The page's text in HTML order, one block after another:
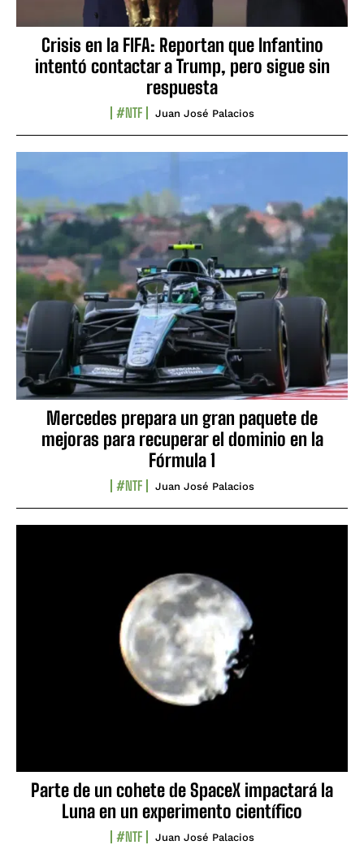
Crisis en la FIFA: Reportan que Infantino
intentó contactar a Trump, pero sigue sin
respuesta
#NTF Juan José Palacios
Mercedes prepara un gran paquete de
mejoras para recuperar el dominio en la
Fórmula 1
#NTF Juan José Palacios
Parte de un cohete de SpaceX impactará la
Luna en un experimento científico
#NTF Juan José Palacios